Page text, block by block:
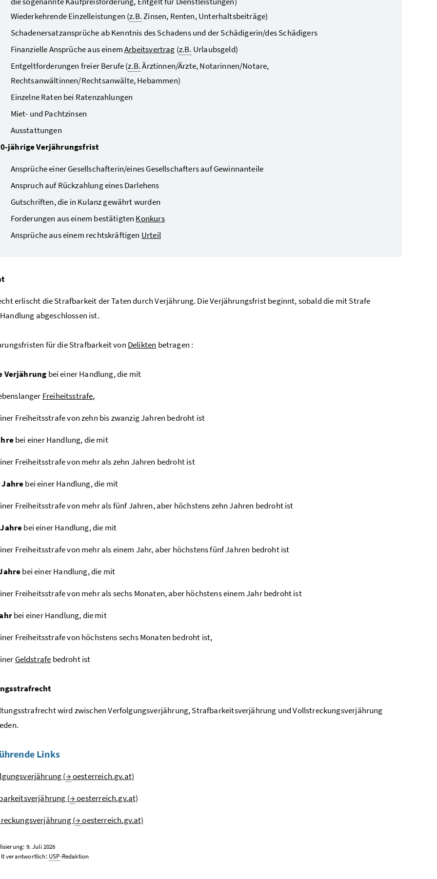
Wiederkehrende Einzelleistungen (z.B.Zinsen, Renten, Unterhaltsbeiträge)
Schadenersatzansprüche ab Kenntnis des Schadens und der Schädigerin/des Schädigers
Finanzielle Ansprüche aus einemArbeitsvertrag (z.B. Urlaubsgeld)
Entgeltforderungen freier Berufe (z.B.Ärztinnen/Ärzte, Notarinnen/Notare,
Rechtsanwältinnen/Rechtsanwälte, Hebammen)
Einzelne Raten bei Ratenzahlungen
Miet- und Pachtzinsen
Ausstattungen
jährige Verjährungsfrist
Ansprüche einer Gesellschafterin/eines Gesellschafters auf Gewinnanteile
Anspruch auf Rückzahlung eines Darlehens
Gutschriften, die in Kulanz gewährt wurden
Forderungen aus einem bestätigten Konkurs
Ansprüche aus einem rechtskräftigen Urteil
erlischt die Strafbarkeit der Taten durch Verjährung. Die Verjährungsfrist beginnt, sobald die mit Strafe
abgeschlossen ist.
für die Strafbarkeit von Delikten betragen :
Verjährung bei einer Handlung, die mit
Freiheitsstrafe,
Freiheitsstrafe von zehn bis zwanzig Jahren bedroht ist
bei einer Handlung, die mit
Freiheitsstrafe von mehr als zehn Jahren bedroht ist
Jahrebei einer Handlung, die mit
Freiheitsstrafe von mehr als fünf Jahren, aber höchstens zehn Jahren bedroht ist
bei einer Handlung, die mit
Freiheitsstrafe von mehr als einem Jahr, aber höchstens fünf Jahren bedroht ist
bei einer Handlung, die mit
Freiheitsstrafe von mehr als sechs Monaten, aber höchstens einem Jahr bedroht ist
bei einer Handlung, die mit
Freiheitsstrafe von höchstens sechs Monaten bedroht ist,
Geldstrafe bedroht ist
wird zwischen Verfolgungsverjährung, Strafbarkeitsverjährung und Vollstreckungsverjährung
Links
(→oesterreich.gv.at)
(→oesterreich.gv.at)
(→oesterreich.gv.at)
9. Juli 2026
verantwortlich: USP-Redaktion